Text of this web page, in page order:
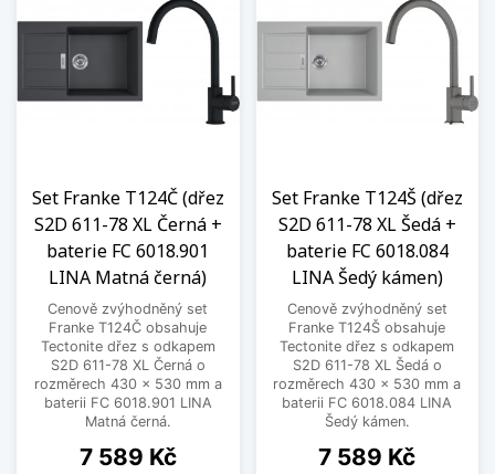
Set Franke T124Č (dřez
S2D 611-78 XL Černá +
baterie FC 6018.901
LINA Matná černá)
Cenově zvýhodněný set
Franke T124Č obsahuje
Tectonite dřez s odkapem
S2D 611-78 XL Černá o
rozměrech 430 x 530 mm a
baterii FC 6018.901 LINA
Matná černá.
Cena
7 589 Kč
Set Franke T124Š (dřez
S2D 611-78 XL Šedá +
baterie FC 6018.084
LINA Šedý kámen)
Cenově zvýhodněný set
Franke T124Š obsahuje
Tectonite dřez s odkapem
S2D 611-78 XL Šedá o
rozměrech 430 x 530 mm a
baterii FC 6018.084 LINA
Šedý kámen.
Cena
7 589 Kč